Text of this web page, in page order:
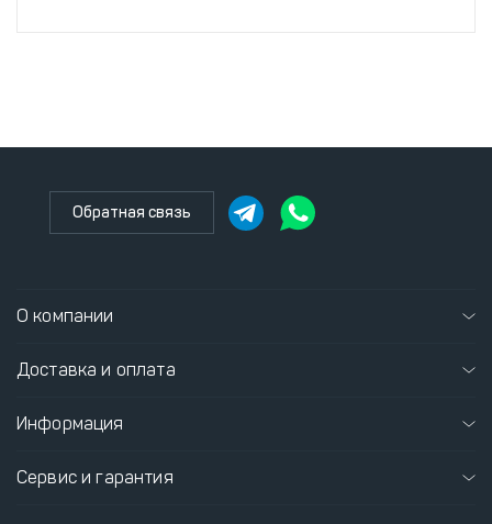
Обратная связь
О компании
Доставка и оплата
Информация
Сервис и гарантия